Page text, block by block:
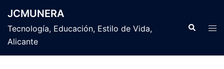
contenido
JCMUNERA
Tecnología, Educación, Estilo de Vida,
Alicante
Buscar